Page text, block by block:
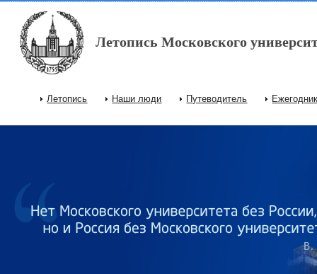
Перейти к основному содержанию
Летопись Московского
Главное меню
Летопись Наши люди Путеводитель